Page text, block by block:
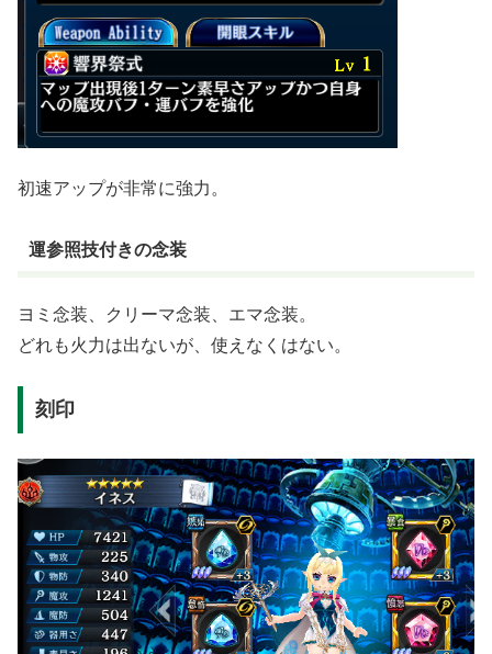
初速アップが非常に強力。
運参照技付きの念装
ヨミ念装、クリーマ念装、エマ念装。
どれも火力は出ないが、使えなくはない。
刻印